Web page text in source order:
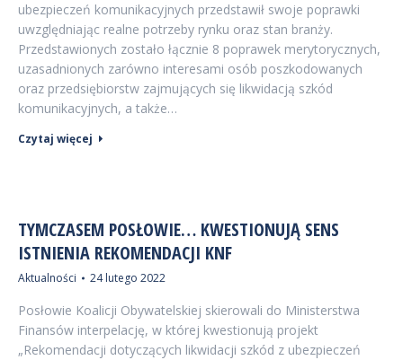
ubezpieczeń komunikacyjnych przedstawił swoje poprawki
uwzględniając realne potrzeby rynku oraz stan branży.
Przedstawionych zostało łącznie 8 poprawek merytorycznych,
uzasadnionych zarówno interesami osób poszkodowanych
oraz przedsiębiorstw zajmujących się likwidacją szkód
komunikacyjnych, a także…
Czytaj więcej
TYMCZASEM POSŁOWIE… KWESTIONUJĄ SENS
ISTNIENIA REKOMENDACJI KNF
Aktualności 24 lutego 2022
Posłowie Koalicji Obywatelskiej skierowali do Ministerstwa
Finansów interpelację, w której kwestionują projekt
„Rekomendacji dotyczących likwidacji szkód z ubezpieczeń